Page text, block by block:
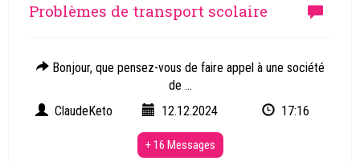
Problèmes de transport scolaire
Bonjour, que pensez-vous de faire appel à une société
de ...
ClaudeKeto
12.12.2024 17:16
+ 16 Messages